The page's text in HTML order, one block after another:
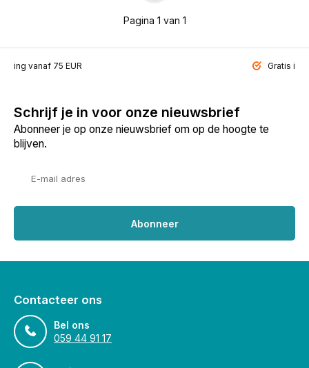
Pagina 1 van 1
vanaf 75 EUR Gratis
Schrijf je in voor onze nieuwsbrief
Abonneer je op onze nieuwsbrief om op de hoogte te
blijven.
Abonneer
Contacteer ons
Bel ons
059 44 91 17